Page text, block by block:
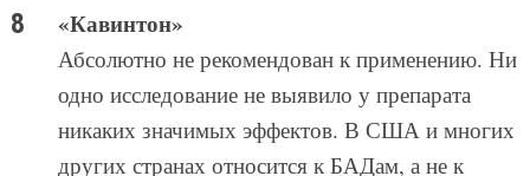
«Кавинтон»
Абсолютно не рекомендован к применению. Ни
одно исследование не выявило у препарата
никаких значимых эффектов. В США и многих
других странах относится к БАДам, а не к